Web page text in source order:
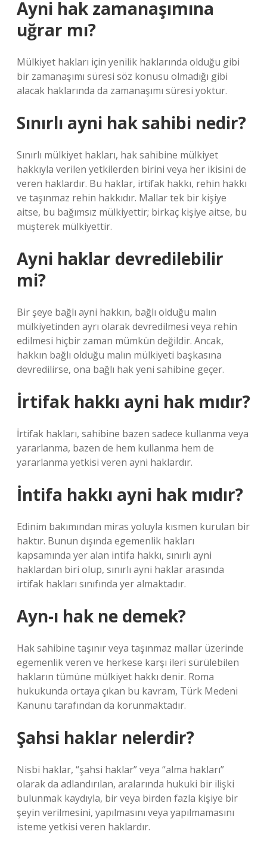
Ayni hak zamanaşımına
uğrar mı?
Mülkiyet hakları için yenilik haklarında olduğu gibi
bir zamanaşımı süresi söz konusu olmadığı gibi
alacak haklarında da zamanaşımı süresi yoktur.
Sınırlı ayni hak sahibi nedir?
Sınırlı mülkiyet hakları, hak sahibine mülkiyet
hakkıyla verilen yetkilerden birini veya her ikisini de
veren haklardır. Bu haklar, irtifak hakkı, rehin hakkı
ve taşınmaz rehin hakkıdır. Mallar tek bir kişiye
aitse, bu bağımsız mülkiyettir; birkaç kişiye aitse, bu
müşterek mülkiyettir.
Ayni haklar devredilebilir
mi?
Bir şeye bağlı ayni hakkın, bağlı olduğu malın
mülkiyetinden ayrı olarak devredilmesi veya rehin
edilmesi hiçbir zaman mümkün değildir. Ancak,
hakkın bağlı olduğu malın mülkiyeti başkasına
devredilirse, ona bağlı hak yeni sahibine geçer.
İrtifak hakkı ayni hak mıdır?
İrtifak hakları, sahibine bazen sadece kullanma veya
yararlanma, bazen de hem kullanma hem de
yararlanma yetkisi veren ayni haklardır.
İntifa hakkı ayni hak mıdır?
Edinim bakımından miras yoluyla kısmen kurulan bir
haktır. Bunun dışında egemenlik hakları
kapsamında yer alan intifa hakkı, sınırlı ayni
haklardan biri olup, sınırlı ayni haklar arasında
irtifak hakları sınıfında yer almaktadır.
Ayn-ı hak ne demek?
Hak sahibine taşınır veya taşınmaz mallar üzerinde
egemenlik veren ve herkese karşı ileri sürülebilen
hakların tümüne mülkiyet hakkı denir. Roma
hukukunda ortaya çıkan bu kavram, Türk Medeni
Kanunu tarafından da korunmaktadır.
Şahsi haklar nelerdir?
Nisbi haklar, “şahsi haklar” veya “alma hakları”
olarak da adlandırılan, aralarında hukuki bir ilişki
bulunmak kaydıyla, bir veya birden fazla kişiye bir
şeyin verilmesini, yapılmasını veya yapılmamasını
isteme yetkisi veren haklardır.